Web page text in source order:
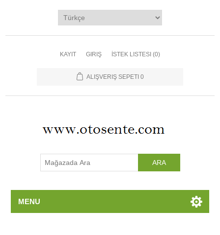
KAYIT GIRIŞ İSTEK LISTESI (0)
ALIŞVERIŞ SEPETI 0
İletişim
MENU